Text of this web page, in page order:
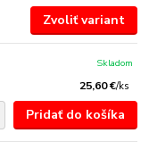
Zvoliť variant
25,60 €/ks
Skladom
Pridať do košíka